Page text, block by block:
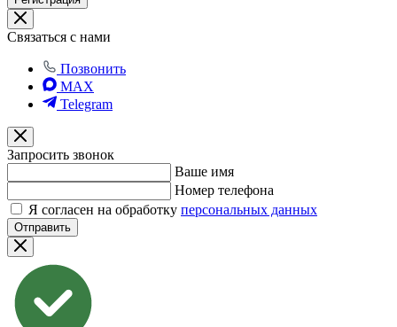
Связаться с нами
Позвонить
MAX
Telegram
Запросить звонок
Ваше имя
Номер телефона
Я согласен на обработку персональных данных
Отправить